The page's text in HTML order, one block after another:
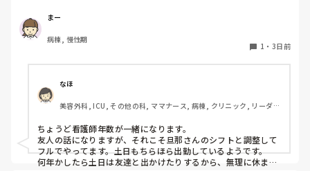
再来年から子どもが小学生になります。
小1の壁(帰りが早い・土曜が休み)に備えて、
日勤9〜17時のフルタイム正社員から週4パート勤務9〜16時
ます。
正社員だと毎週土曜はほぼ出勤、日曜もシフト次第で出勤で
す。ただボーナスは手放したくない…。
さすがに1人でお留守番はできないので、同じくシフトの夫
と相談しながら頑張るか、低学年のうちはパートにするか。
小学生のお子さんがいる看護師さん、働き方はどうされてま
すか？
まー
病棟, 慢性期
1 ・ 3日前
なほ
美容外科, ICU, その他の科, ママナース, 病棟, クリニック, リーダ
ちょうど看護師年数が一緒になります。
友人の話になりますが、それこそ旦那さんのシフトと調整して
フルでやってます。土日もちらほら出勤しているようです。
何年かしたら土日は友達と出かけたりするから、無理に休まな